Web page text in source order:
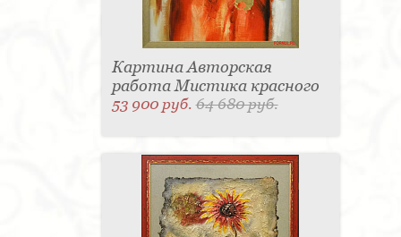
Картина Авторская
работа Мистика красного
53 900 руб.64 680 руб.